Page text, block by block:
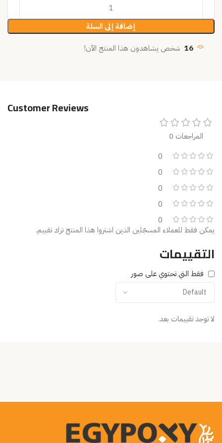
إضافة إلى السلة
16 شخص يشاهدون هذا المنتج الآن!
Customer Reviews
المراجعات 0
0
0
0
0
0
التقييمات
فقط التي تحتوي على صور
لا توجد تقييمات بعد.
يمكن فقط للعملاء المسجّلين الذين اشتروا هذا المنتج ترك تقييم.